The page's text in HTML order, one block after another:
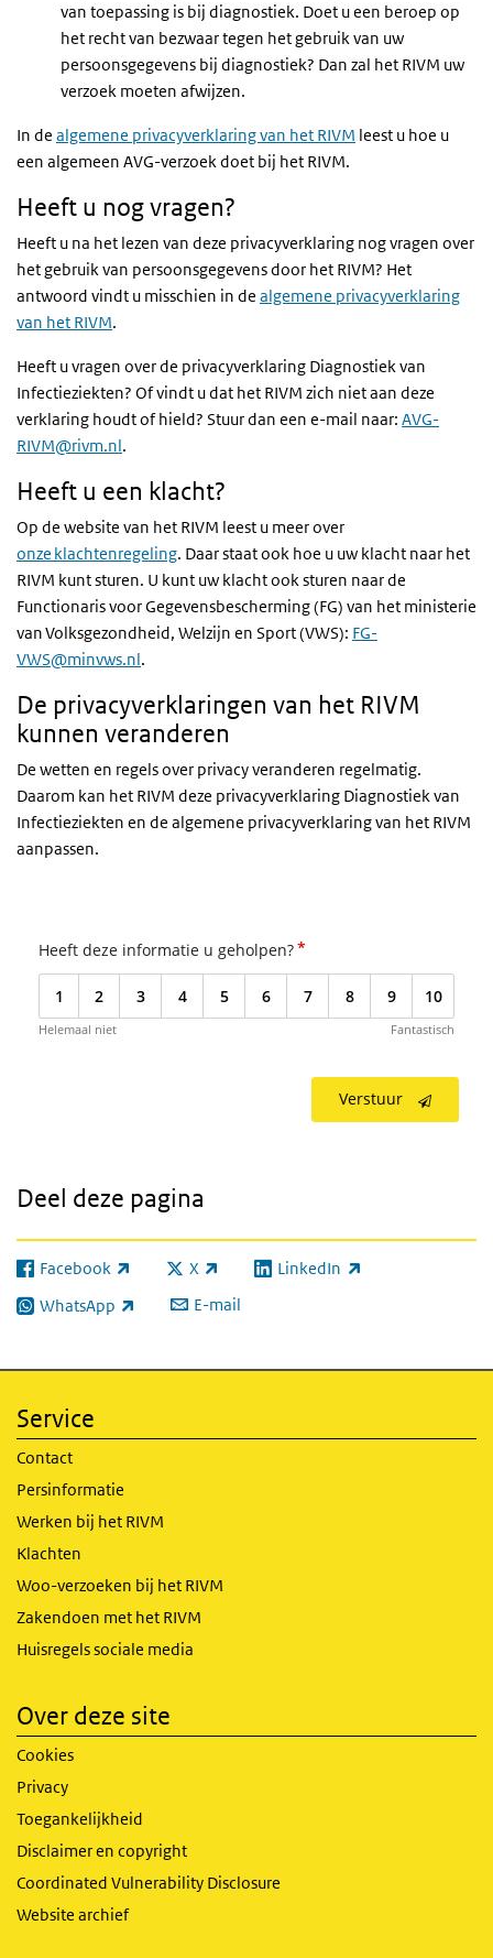
van toepassing is bij diagnostiek. Doet u een beroep op
het recht van bezwaar tegen het gebruik van uw
persoonsgegevens bij diagnostiek? Dan zal het RIVM uw
verzoek moeten afwijzen.
In de algemene privacyverklaring van het RIVM leest u hoe u
een algemeen AVG-verzoek doet bij het RIVM.
Heeft u nog vragen?
Heeft u na het lezen van deze privacyverklaring nog vragen over
het gebruik van persoonsgegevens door het RIVM? Het
antwoord vindt u misschien in de algemene privacyverklaring
van het RIVM.
Heeft u vragen over de privacyverklaring Diagnostiek van
Infectieziekten? Of vindt u dat het RIVM zich niet aan deze
verklaring houdt of hield? Stuur dan een e-mail naar: AVG-
RIVM@rivm.nl.
Heeft u een klacht?
Op de website van het RIVM leest u meer over
onze klachtenregeling. Daar staat ook hoe u uw klacht naar het
RIVM kunt sturen. U kunt uw klacht ook sturen naar de
Functionaris voor Gegevensbescherming (FG) van het ministerie
van Volksgezondheid, Welzijn en Sport (VWS): FG-
VWS@minvws.nl.
De privacyverklaringen van het RIVM
kunnen veranderen
De wetten en regels over privacy veranderen regelmatig.
Daarom kan het RIVM deze privacyverklaring Diagnostiek van
Infectieziekten en de algemene privacyverklaring van het RIVM
aanpassen.
Heeft deze informatie u geholpen?*
1 2 3 4 5 6 7 8 9 10
Helemaal niet Fantastisch
Verstuur
Deel deze pagina
Facebook
(externe link) X
(externe link) LinkedIn
(externe link)
WhatsApp
(externe link) E-mail
Service
Contact
Persinformatie
Werken bij het RIVM
Klachten
Woo-verzoeken bij het RIVM
Zakendoen met het RIVM
Huisregels sociale media
Over deze site
Cookies
Privacy
Toegankelijkheid
Disclaimer en copyright
Coordinated Vulnerability Disclosure
Website archief